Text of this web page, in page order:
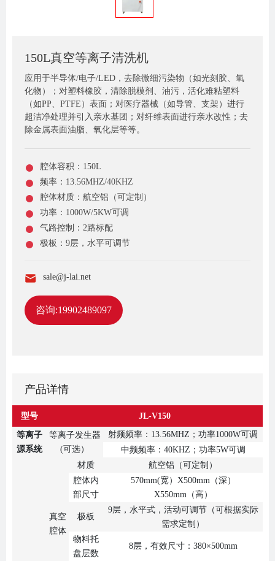
150L真空等离子清洗机
应用于半导体/电子/LED，去除微细污染物（如光刻胶、氧
化物）；对塑料橡胶，清除脱模剂、油污，活化难粘塑料
（如PP、PTFE）表面；对医疗器械（如导管、支架）进行
超洁净处理并引入亲水基团；对纤维表面进行亲水改性；去
除金属表面油脂、氧化层等等。
腔体容积：150L
频率：13.56MHZ/40KHZ
腔体材质：航空铝（可定制）
功率：1000W/5KW可调
气路控制：2路标配
极板：9层，水平可调节
sale@j-lai.net
咨询:19902489097
产品详情
型号 JL-V150
等离子
源系统
等离子发生器
(可选）
射频频率：13.56MHZ；功率1000W可调
中频频率：40KHZ；功率5W可调
真空
腔体
材质
航空铝（可定制）
腔体内
部尺寸
570mm(宽）X500mm（深）
X550mm（高）
极板
9层，水平式，活动可调节（可根据实际
需求定制）
物料托
盘层数
8层，有效尺寸：380×500mm